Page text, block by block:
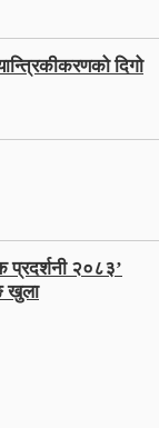
दिगो
प्रदर्शनी २०८३’
खुला